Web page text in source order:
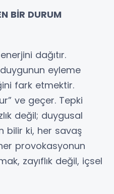
BİR DURUM
dağıtır.
eyleme
fark etmektir.
ve geçer. Tepki
değil; duygusal
bilir ki, her savaş
provokasyonun
zayıflık değil, içsel